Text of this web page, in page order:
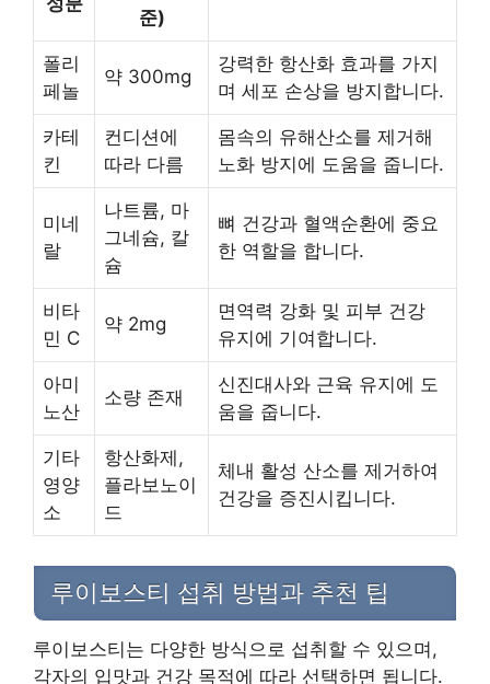
준)
폴리
페놀
약 300mg
강력한 항산화 효과를 가지
며 세포 손상을 방지합니다.
카테
킨
컨디션에
따라 다름
몸속의 유해산소를 제거해
노화 방지에 도움을 줍니다.
미네
랄
나트륨, 마
그네슘, 칼
슘
뼈 건강과 혈액순환에 중요
한 역할을 합니다.
비타
민 C
약 2mg
면역력 강화 및 피부 건강
유지에 기여합니다.
아미
노산
소량 존재
신진대사와 근육 유지에 도
움을 줍니다.
기타
영양
소
항산화제,
플라보노이
드
체내 활성 산소를 제거하여
건강을 증진시킵니다.
루이보스티 섭취 방법과 추천 팁
루이보스티는 다양한 방식으로 섭취할 수 있으며,
각자의 입맛과 건강 목적에 따라 선택하면 됩니다.